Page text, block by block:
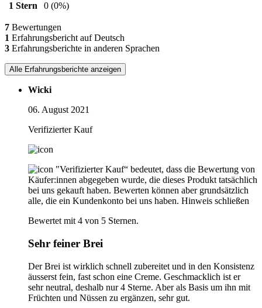
1 Stern
0 (0%)
7 Bewertungen
1 Erfahrungsbericht auf Deutsch
3 Erfahrungsberichte in anderen Sprachen
Alle Erfahrungsberichte anzeigen
Wicki
06. August 2021
Verifizierter Kauf
"Verifizierter Kauf“ bedeutet, dass die Bewertung von
Käufer:innen abgegeben wurde, die dieses Produkt tatsächlich
bei uns gekauft haben. Bewerten können aber grundsätzlich
alle, die ein Kundenkonto bei uns haben. Hinweis schließen
Bewertet mit 4 von 5 Sternen.
Sehr feiner Brei
Der Brei ist wirklich schnell zubereitet und in den Konsistenz
äusserst fein, fast schon eine Creme. Geschmacklich ist er
sehr neutral, deshalb nur 4 Sterne. Aber als Basis um ihn mit
Früchten und Nüssen zu ergänzen, sehr gut.